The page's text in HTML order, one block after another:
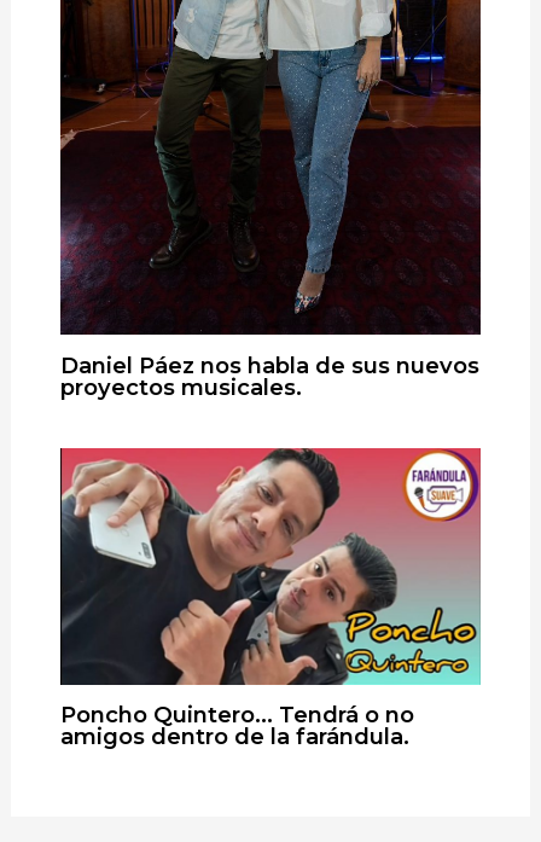
Daniel Páez nos habla de sus nuevos
proyectos musicales.
Poncho Quintero… Tendrá o no
amigos dentro de la farándula.